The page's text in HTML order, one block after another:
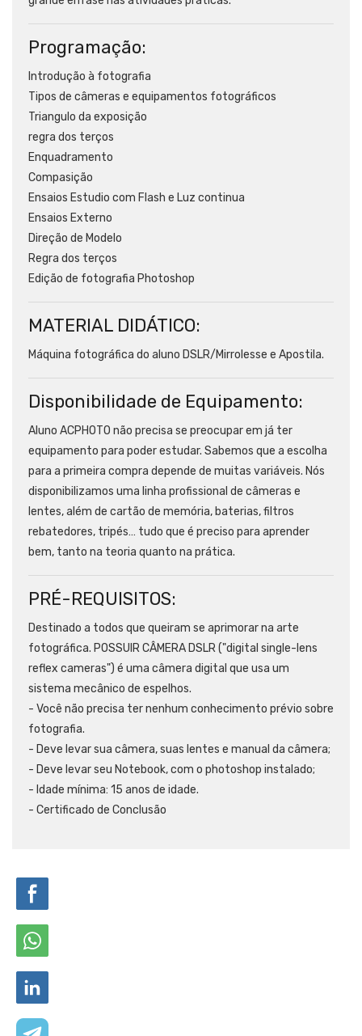
Programação:
Introdução à fotografia
Tipos de câmeras e equipamentos fotográficos
Triangulo da exposição
regra dos terços
Enquadramento
Compasição
Ensaios Estudio com Flash e Luz continua
Ensaios Externo
Direção de Modelo
Regra dos terços
Edição de fotografia Photoshop
MATERIAL DIDÁTICO:
Máquina fotográfica do aluno DSLR/Mirrolesse e Apostila.
Disponibilidade de Equipamento:
Aluno ACPHOTO não precisa se preocupar em já ter
equipamento para poder estudar. Sabemos que a escolha
para a primeira compra depende de muitas variáveis. Nós
disponibilizamos uma linha profissional de câmeras e
lentes, além de cartão de memória, baterias, filtros
rebatedores, tripés… tudo que é preciso para aprender
bem, tanto na teoria quanto na prática.
PRÉ-REQUISITOS:
Destinado a todos que queiram se aprimorar na arte
fotográfica. POSSUIR CÂMERA DSLR ("digital single-lens
reflex cameras") é uma câmera digital que usa um
sistema mecânico de espelhos.
- Você não precisa ter nenhum conhecimento prévio sobre
fotografia.
- Deve levar sua câmera, suas lentes e manual da câmera;
- Deve levar seu Notebook, com o photoshop instalado;
- Idade mínima: 15 anos de idade.
- Certificado de Conclusão